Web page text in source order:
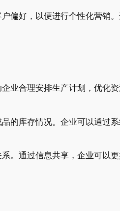
偏好，以便进行个性化营销
业合理安排生产计划，优化
的库存情况。企业可以通过
。通过信息共享，企业可以